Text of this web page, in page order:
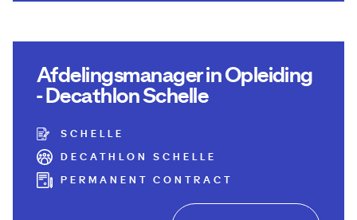
Afdelingsmanager in Opleiding
- Decathlon Schelle
SCHELLE
DECATHLON SCHELLE
PERMANENT CONTRACT